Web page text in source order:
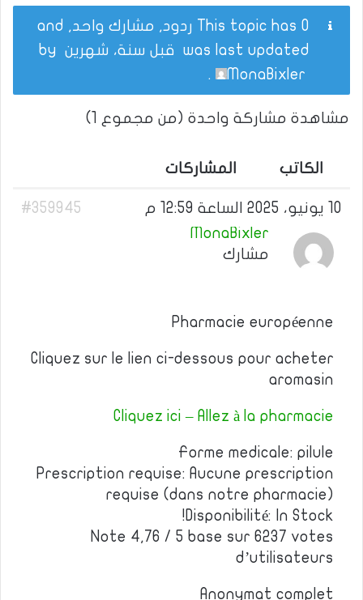
This topic has 0 ردود, مشارك واحد, and
was last updated قبل سنة، شهرين
MonaBixler
.
مشاهدة مشاركة واحدة (من مجموع 1)
الكاتب المشاركات
10 يونيو، 2025 الساعة 12:59 م
#359945
MonaBixler
مشارك
Pharmacie européenne
Cliquez sur le lien ci-dessous pour acheter
aromasin
Cliquez ici – Allez à la pharmacie
Forme medicale: pilule
Prescription requise: Aucune prescription
requise (dans notre pharmacie)
Disponibilité: In Stock!
Note 4,76 / 5 base sur 6237 votes
d’utilisateurs
Anonymat complet